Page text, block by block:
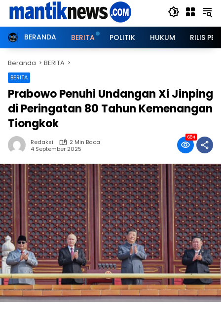
BERANDA BERITA POLITIK HUKUM RILIS
Beranda BERITA
BERITA
Prabowo Penuhi Undangan Xi Jinping
di Peringatan 80 Tahun Kemenangan
Tiongkok
Redaksi
2 Min Baca
4 September 2025
684